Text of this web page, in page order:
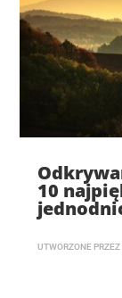
10
UTWORZONE PRZEZ